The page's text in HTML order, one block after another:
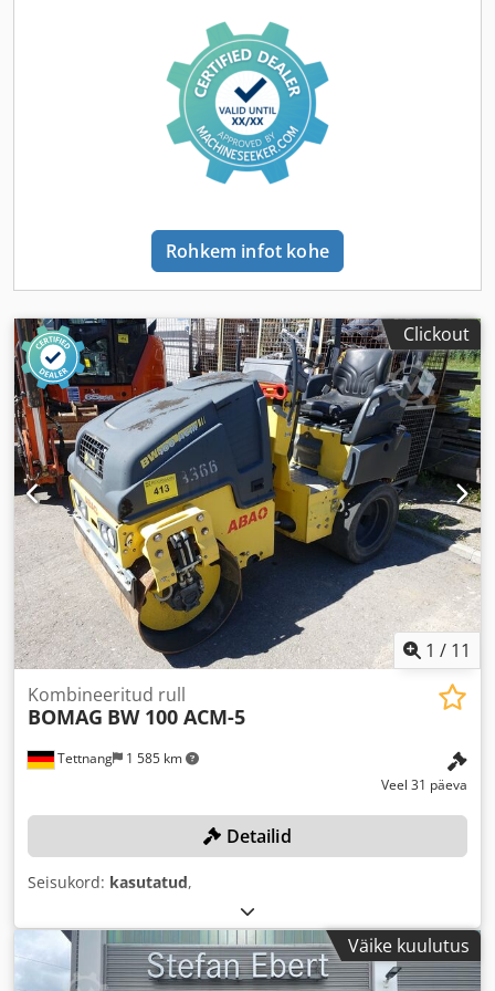
Rohkem infot kohe
Clickout
1 / 11
Tettnang 1 585 km
Kombineeritud rull
BOMAG BW 100 ACM-5
Veel 31 päeva
Detailid
Seisukord: kasutatud,
Väike kuulutus